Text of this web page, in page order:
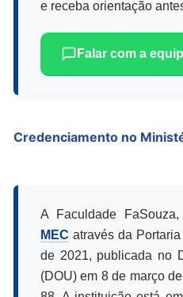
e receba orientação
Falar com a
Credenciamento no
A Faculdade
MEC através da
de 2021, publicada no
(DOU) em 8 de março